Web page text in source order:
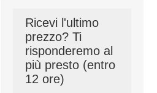
Ricevi l'ultimo
prezzo? Ti
risponderemo al
più presto (entro
12 ore)